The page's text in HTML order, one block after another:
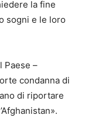
la fine
sogni e le loro
Paese –
condanna di
di riportare